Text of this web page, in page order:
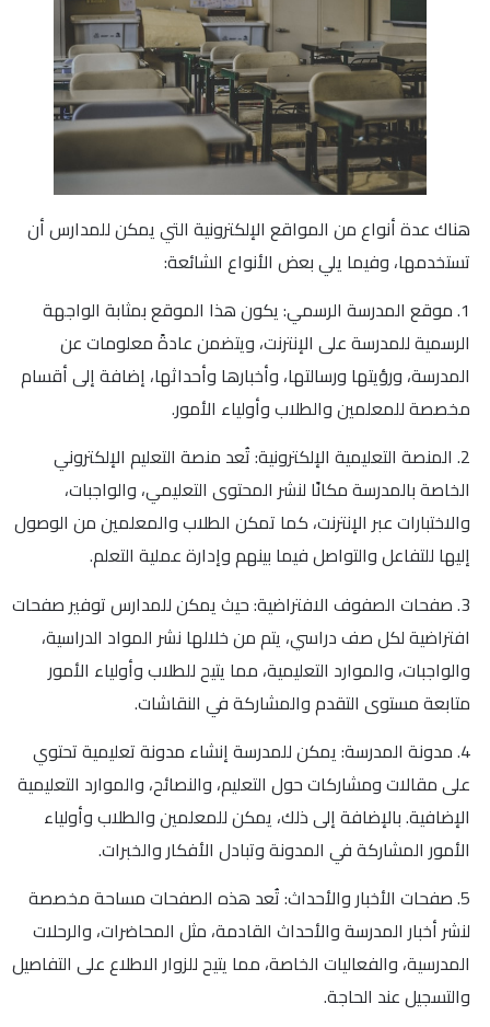
هناك عدة أنواع من المواقع الإلكترونية التي يمكن للمدارس أن
تستخدمها، وفيما يلي بعض الأنواع الشائعة:
1. موقع المدرسة الرسمي: يكون هذا الموقع بمثابة الواجهة
الرسمية للمدرسة على الإنترنت، ويتضمن عادةً معلومات عن
المدرسة، ورؤيتها ورسالتها، وأخبارها وأحداثها، إضافة إلى أقسام
مخصصة للمعلمين والطلاب وأولياء الأمور.
2. المنصة التعليمية الإلكترونية: تُعد منصة التعليم الإلكتروني
الخاصة بالمدرسة مكانًا لنشر المحتوى التعليمي، والواجبات،
والاختبارات عبر الإنترنت، كما تمكن الطلاب والمعلمين من الوصول
إليها للتفاعل والتواصل فيما بينهم وإدارة عملية التعلم.
3. صفحات الصفوف الافتراضية: حيث يمكن للمدارس توفير صفحات
افتراضية لكل صف دراسي، يتم من خلالها نشر المواد الدراسية،
والواجبات، والموارد التعليمية، مما يتيح للطلاب وأولياء الأمور
متابعة مستوى التقدم والمشاركة في النقاشات.
4. مدونة المدرسة: يمكن للمدرسة إنشاء مدونة تعليمية تحتوي
على مقالات ومشاركات حول التعليم، والنصائح، والموارد التعليمية
الإضافية. بالإضافة إلى ذلك، يمكن للمعلمين والطلاب وأولياء
الأمور المشاركة في المدونة وتبادل الأفكار والخبرات.
5. صفحات الأخبار والأحداث: تُعد هذه الصفحات مساحة مخصصة
لنشر أخبار المدرسة والأحداث القادمة، مثل المحاضرات، والرحلات
المدرسية، والفعاليات الخاصة، مما يتيح للزوار الاطلاع على التفاصيل
والتسجيل عند الحاجة.